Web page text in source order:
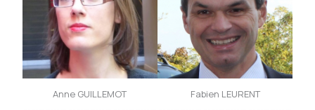
Anne GUILLEMOT Fabien LEURENT